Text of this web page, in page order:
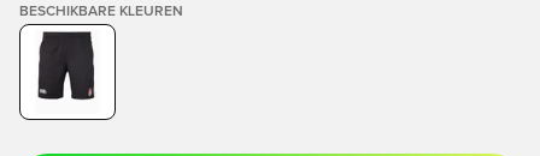
BESCHIKBARE KLEUREN